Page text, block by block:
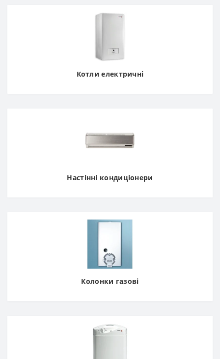
Котли електричні
Настінні кондиціонери
Колонки газові